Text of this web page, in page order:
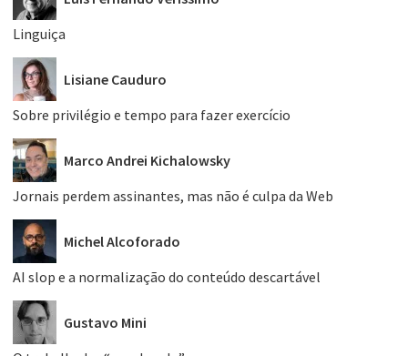
Linguiça
Lisiane Cauduro
Sobre privilégio e tempo para fazer exercício
Marco Andrei Kichalowsky
Jornais perdem assinantes, mas não é culpa da Web
Michel Alcoforado
AI slop e a normalização do conteúdo descartável
Gustavo Mini